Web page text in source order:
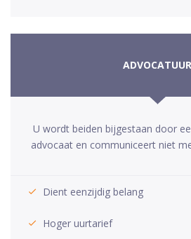
ADVOCATUUR
U wordt beiden bijgestaan door
advocaat en communiceert niet
Dient eenzijdig belang
Hoger uurtarief